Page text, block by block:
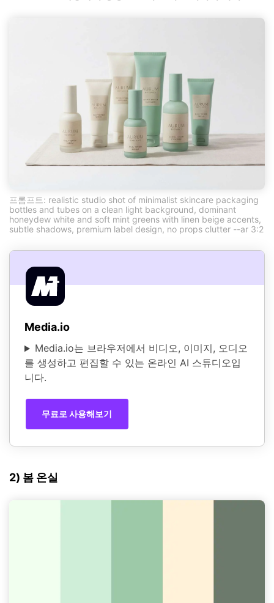
프롬프트: realistic studio shot of minimalist skincare packaging
bottles and tubes on a clean light background, dominant
honeydew white and soft mint greens with linen beige accents,
subtle shadows, premium label design, no props clutter --ar 3:2
Media.io
Media.io는 브라우저에서 비디오, 이미지, 오디오
를 생성하고 편집할 수 있는 온라인 AI 스튜디오입
니다.
무료로 사용해보기
2) 봄 온실